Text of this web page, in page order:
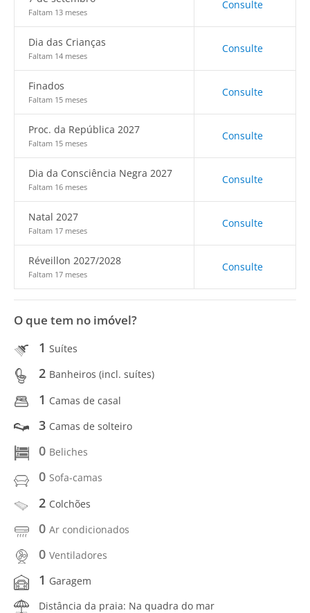
Faltam 13 meses
Consulte
Dia das Crianças
Faltam 14 meses
Consulte
Finados
Faltam 15 meses
Consulte
Proc. da República 2027
Faltam 15 meses
Consulte
Dia da Consciência Negra 2027
Faltam 16 meses
Consulte
Natal 2027
Faltam 17 meses
Consulte
Réveillon 2027/2028
Faltam 17 meses
Consulte
O que tem no imóvel?
1 Suítes
2 Banheiros (incl. suítes)
1 Camas de casal
3 Camas de solteiro
0 Beliches
0 Sofa-camas
2 Colchões
0 Ar condicionados
0 Ventiladores
1 Garagem
Distância da praia: Na quadra do mar